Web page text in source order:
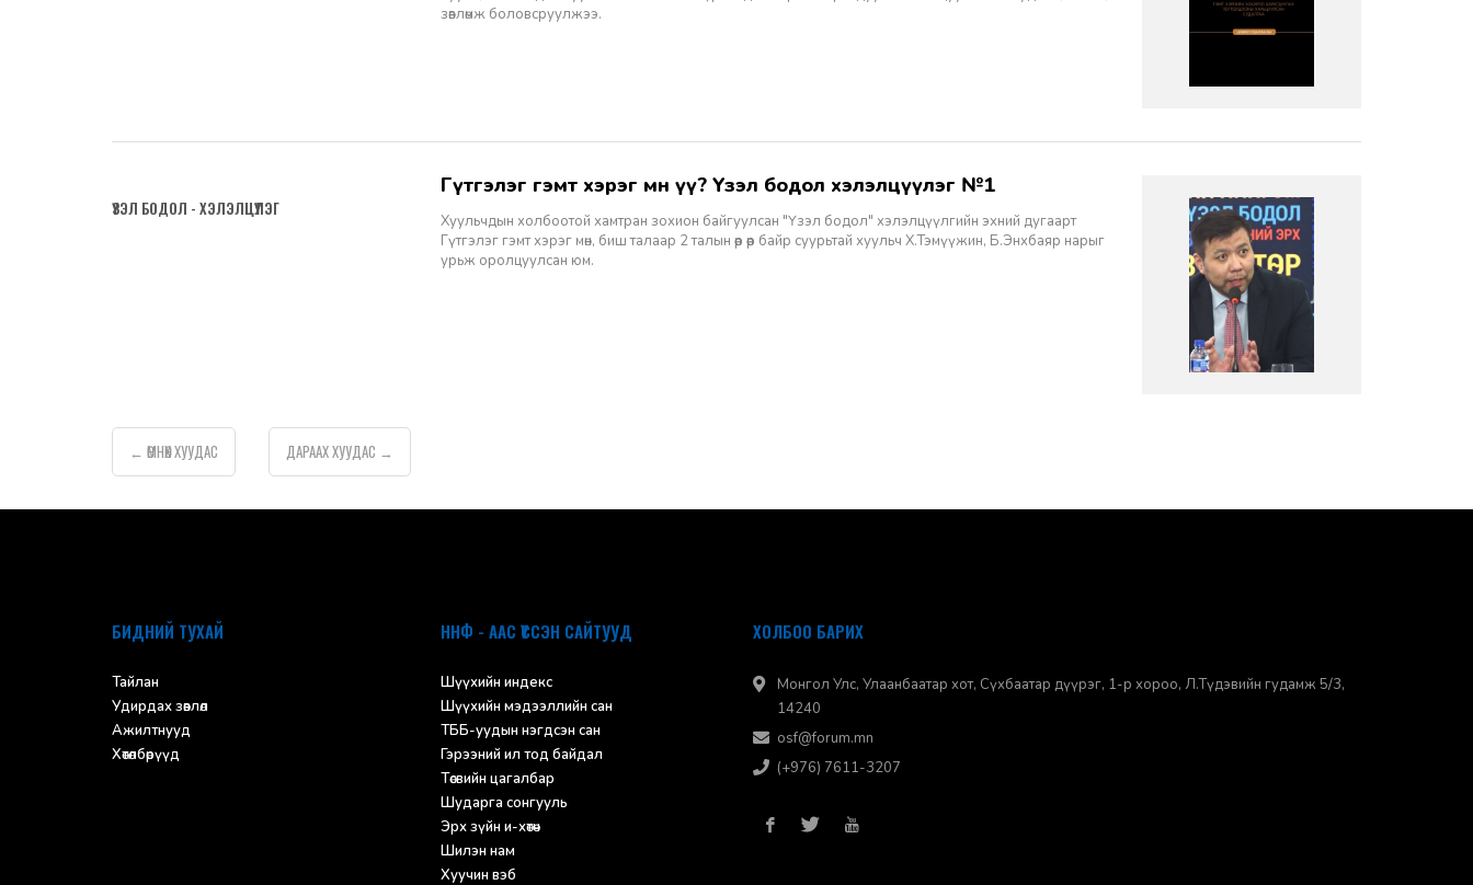
зөвлөмж боловсруулжээ.
Гүтгэлэг гэмт хэрэг мөн үү? Үзэл бодол хэлэлцүүлэг №1
Хуульчдын холбоотой хамтран зохион байгуулсан "Үзэл бодол" хэлэлцүүлгийн эхний дугаарт
Гүтгэлэг гэмт хэрэг мөн, биш талаар 2 талын өөр өөр байр суурьтай хуульч Х.Тэмүүжин, Б.Энхбаяр нарыг
урьж оролцуулсан юм.
ҮЗЭЛ БОДОЛ - ХЭЛЭЛЦҮҮЛЭГ
← ӨМНӨХХУУДАС ДАРААХХУУДАС →
БИДНИЙ ТУХАЙ
Тайлан
Удирдах зөвлөл
Ажилтнууд
Хөтөлбөрүүд
ННФ - ААС ҮҮССЭН САЙТУУД
Шүүхийн индекс
Шүүхийн мэдээллийн сан
ТББ-уудын нэгдсэн сан
Гэрээний ил тод байдал
Төсвийн цагалбар
Шударга сонгууль
Эрх зүйн и-хөтөч
Шилэн нам
Хуучин вэб
ХОЛБОО БАРИХ
Монгол Улс, Улаанбаатар хот, Сүхбаатар дүүрэг, 1-р хороо, ​Л.Түдэвийн гудамж 5/3,
14240
osf@forum.mn
(+976) 7611-3207